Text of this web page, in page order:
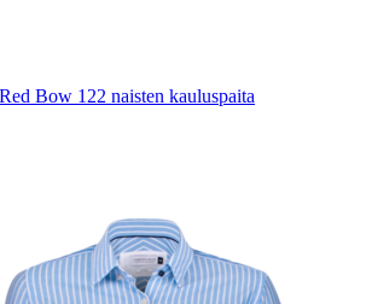
Bow 122 naisten kauluspaita